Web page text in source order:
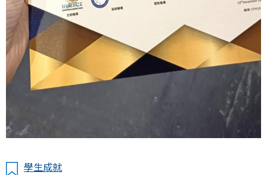
學生成就